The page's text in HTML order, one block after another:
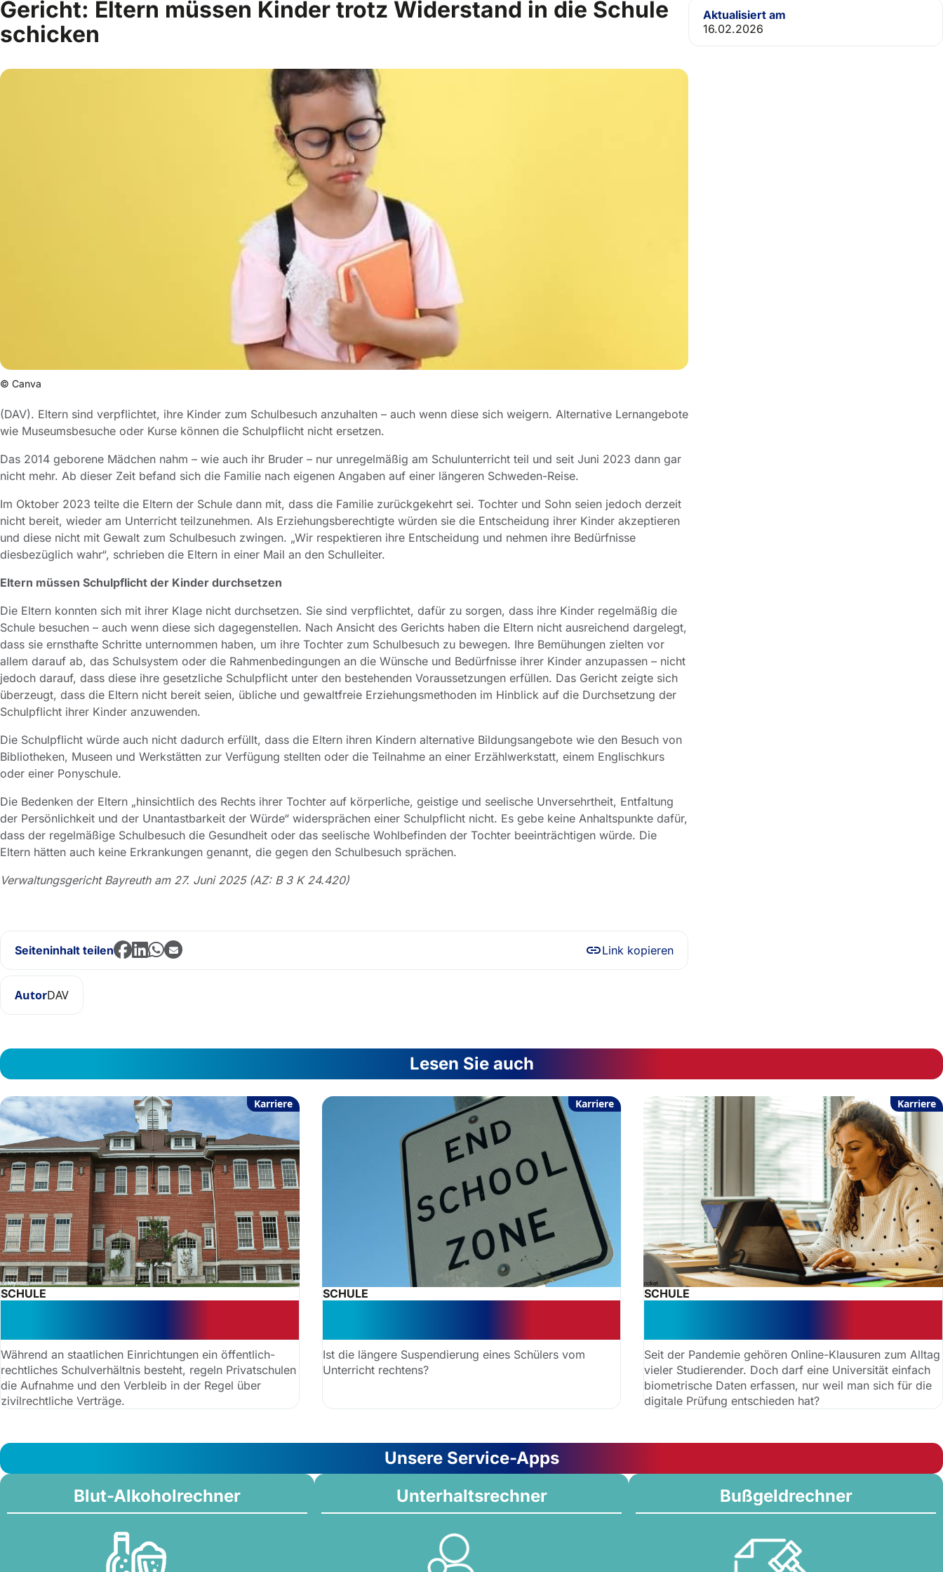
Gericht: Eltern müssen Kinder trotz Widerstand in die Schule
schicken
© Canva
(DAV). Eltern sind verpflichtet, ihre Kinder zum Schulbesuch anzuhalten – auch wenn diese sich weigern. Alternative Lernangebote
wie Museumsbesuche oder Kurse können die Schulpflicht nicht ersetzen.
Das 2014 geborene Mädchen nahm – wie auch ihr Bruder – nur unregelmäßig am Schulunterricht teil und seit Juni 2023 dann gar
nicht mehr. Ab dieser Zeit befand sich die Familie nach eigenen Angaben auf einer längeren Schweden-Reise.
Im Oktober 2023 teilte die Eltern der Schule dann mit, dass die Familie zurückgekehrt sei. Tochter und Sohn seien jedoch derzeit
nicht bereit, wieder am Unterricht teilzunehmen. Als Erziehungsberechtigte würden sie die Entscheidung ihrer Kinder akzeptieren
und diese nicht mit Gewalt zum Schulbesuch zwingen. „Wir respektieren ihre Entscheidung und nehmen ihre Bedürfnisse
diesbezüglich wahr“, schrieben die Eltern in einer Mail an den Schulleiter.
Eltern müssen Schulpflicht der Kinder durchsetzen
Die Eltern konnten sich mit ihrer Klage nicht durchsetzen. Sie sind verpflichtet, dafür zu sorgen, dass ihre Kinder regelmäßig die
Schule besuchen – auch wenn diese sich dagegenstellen. Nach Ansicht des Gerichts haben die Eltern nicht ausreichend dargelegt,
dass sie ernsthafte Schritte unternommen haben, um ihre Tochter zum Schulbesuch zu bewegen. Ihre Bemühungen zielten vor
allem darauf ab, das Schulsystem oder die Rahmenbedingungen an die Wünsche und Bedürfnisse ihrer Kinder anzupassen – nicht
jedoch darauf, dass diese ihre gesetzliche Schulpflicht unter den bestehenden Voraussetzungen erfüllen. Das Gericht zeigte sich
überzeugt, dass die Eltern nicht bereit seien, übliche und gewaltfreie Erziehungsmethoden im Hinblick auf die Durchsetzung der
Schulpflicht ihrer Kinder anzuwenden.
Die Schulpflicht würde auch nicht dadurch erfüllt, dass die Eltern ihren Kindern alternative Bildungsangebote wie den Besuch von
Bibliotheken, Museen und Werkstätten zur Verfügung stellten oder die Teilnahme an einer Erzählwerkstatt, einem Englischkurs
oder einer Ponyschule.
Die Bedenken der Eltern „hinsichtlich des Rechts ihrer Tochter auf körperliche, geistige und seelische Unversehrtheit, Entfaltung
der Persönlichkeit und der Unantastbarkeit der Würde“ widersprächen einer Schulpflicht nicht. Es gebe keine Anhaltspunkte dafür,
dass der regelmäßige Schulbesuch die Gesundheit oder das seelische Wohlbefinden der Tochter beeinträchtigen würde. Die
Eltern hätten auch keine Erkrankungen genannt, die gegen den Schulbesuch sprächen.
Verwaltungsgericht Bayreuth am 27. Juni 2025 (AZ: B 3 K 24.420)
Seiteninhalt teilen Link kopieren
AutorDAV
Aktualisiert am
16.02.2026
Lesen Sie auch
Karriere
SCHULE
Während an staatlichen Einrichtungen ein öffentlich-
rechtliches Schulverhältnis besteht, regeln Privatschulen
die Aufnahme und den Verbleib in der Regel über
zivilrechtliche Verträge.
Karriere
SCHULE
Ist die längere Suspendierung eines Schülers vom
Unterricht rechtens?
Karriere
SCHULE
Seit der Pandemie gehören Online-Klausuren zum Alltag
vieler Studierender. Doch darf eine Universität einfach
biometrische Daten erfassen, nur weil man sich für die
digitale Prüfung entschieden hat?
Unsere Service-Apps
Blut-Alkoholrechner
Unterhaltsrechner Bußgeldrechner